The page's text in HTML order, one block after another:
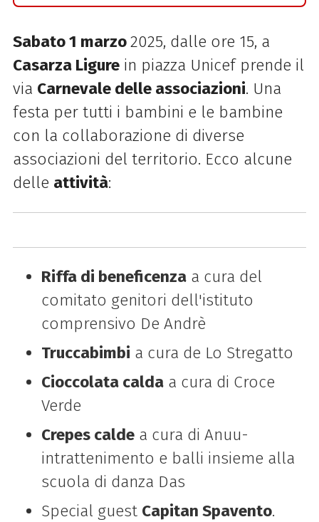
Sabato 1 marzo2025, dalle ore 15, a
Casarza Ligurein piazza Unicef prende il
via Carnevale delle associazioni. Una
festa per tutti i bambini e le bambine
con la collaborazione di diverse
associazioni del territorio. Ecco alcune
delle attività:
Riffa di beneficenzaa cura del
comitato genitori dell'istituto
comprensivo De Andrè
Truccabimbi a cura de Lo Stregatto
Cioccolata caldaa cura di Croce
Verde
Crepes caldea cura di Anuu-
intrattenimento e balli insieme alla
scuola di danza Das
Special guest Capitan Spavento.